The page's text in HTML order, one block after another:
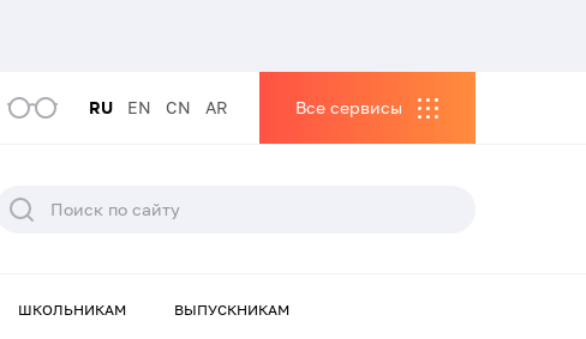
RU EN CN AR Все сервисы
ШКОЛЬНИКАМ ВЫПУСКНИКАМ